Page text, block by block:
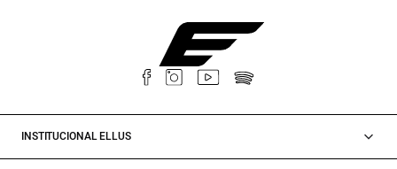
INSTITUCIONAL ELLUS